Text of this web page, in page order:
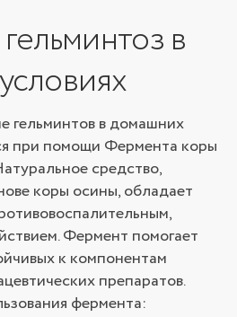
в
гельминтов в домашних
при помощи Фермента коры
средство,
коры осины, обладает
Фермент помогает
к компонентам
препаратов.
фермента: